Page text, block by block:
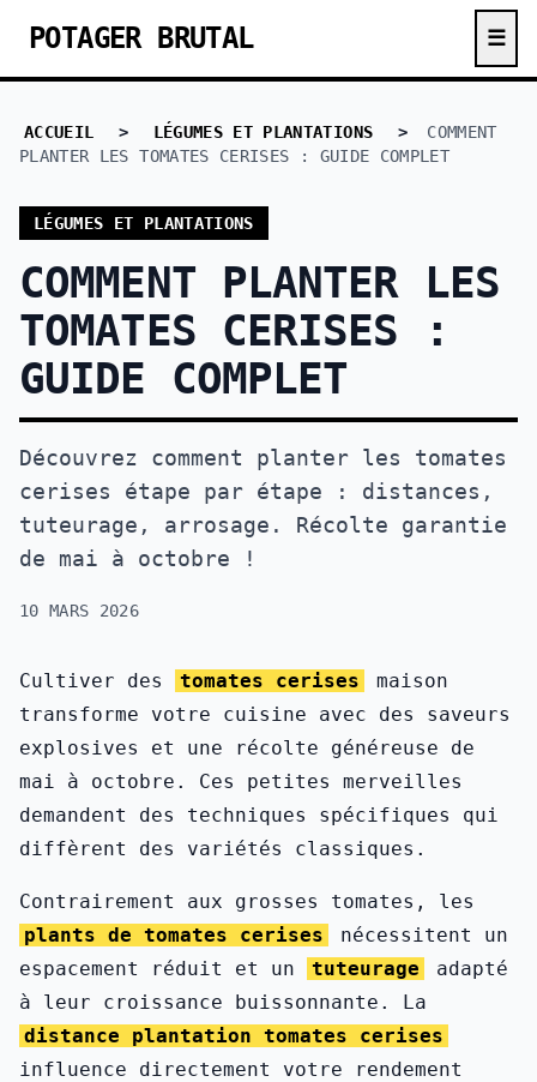
POTAGER BRUTAL ☰
ACCUEIL > LÉGUMES ET PLANTATIONS >
COMMENT
PLANTER LES TOMATES CERISES : GUIDE COMPLET
LÉGUMES ET PLANTATIONS
COMMENT PLANTER LES
TOMATES CERISES :
GUIDE COMPLET
Découvrez comment planter les tomates
cerises étape par étape : distances,
tuteurage, arrosage. Récolte garantie
de mai à octobre !
10 MARS 2026
Cultiver des tomates cerises
maison
transforme votre cuisine avec des saveurs
explosives et une récolte généreuse de
mai à octobre. Ces petites merveilles
demandent des techniques spécifiques qui
diffèrent des variétés classiques.
Contrairement aux grosses tomates, les
plants de tomates cerises
nécessitent un
espacement réduit et un
tuteurage
adapté
à leur croissance buissonnante. La
distance plantation tomates cerises
influence directement votre rendement